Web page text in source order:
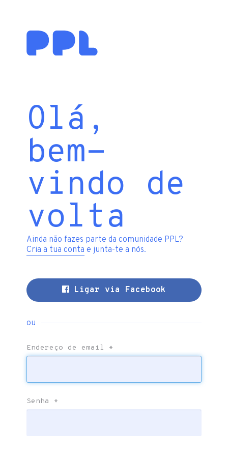
Olá,
bem-
vindo de
volta
Ainda não fazes parte da comunidade PPL?
Cria a tua conta e junta-te a nós.
Ligar via Facebook
ou
Endereço de email *
Senha *